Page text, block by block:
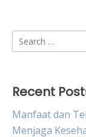
Search
for:
Recent
Manfaat dan
Menjaga